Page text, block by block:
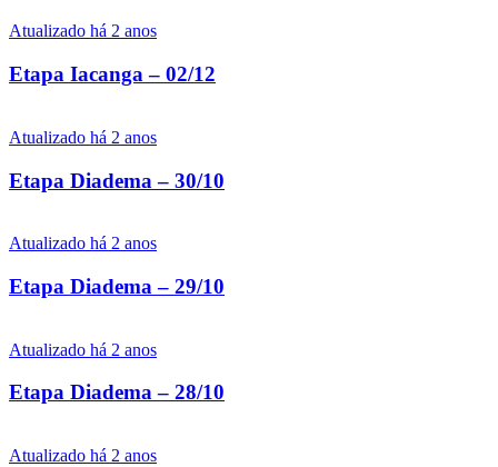
Atualizado há 2 anos
Etapa Iacanga – 02/12
Atualizado há 2 anos
Etapa Diadema – 30/10
Atualizado há 2 anos
Etapa Diadema – 29/10
Atualizado há 2 anos
Etapa Diadema – 28/10
Atualizado há 2 anos